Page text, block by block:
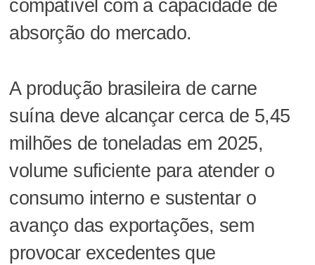
compatível com a capacidade de
absorção do mercado.
A produção brasileira de carne
suína deve alcançar cerca de 5,45
milhões de toneladas em 2025,
volume suficiente para atender o
consumo interno e sustentar o
avanço das exportações, sem
provocar excedentes que